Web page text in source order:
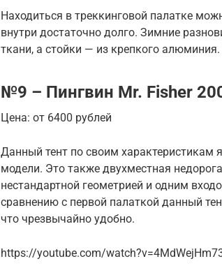
Находиться в треккинговой палатке
внутри достаточно долго. Зимние
ткани, а стойки — из крепкого
№9 – Пингвин Mr. Fisher
Цена: от 6400 рублей
Данный тент по своим характеристикам
модели. Это также двухместная
нестандартной геометрией и одним
сравнению с первой палаткой данный
что чрезвычайно удобно.
https://youtube.com/